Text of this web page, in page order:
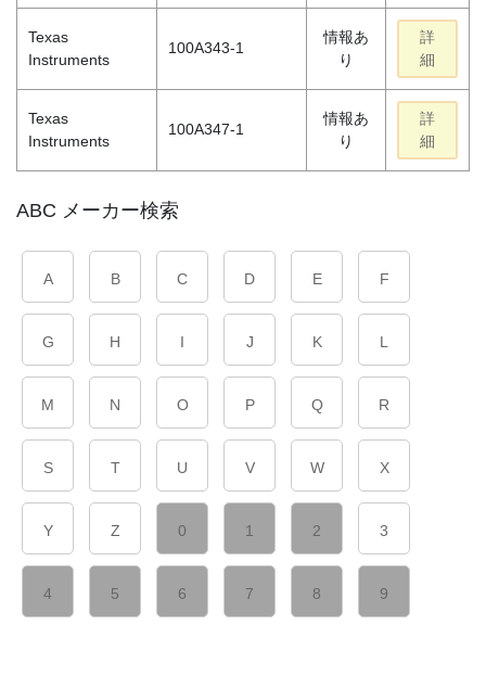
Texas
Instruments
100A343-1
情報あ
り
詳
細
Texas
Instruments
100A347-1
情報あ
り
詳
細
ABC メーカー検索
A B C D E F
G H I J K L
M N O P Q R
S T U V W X
Y Z 0 1 2 3
4 5 6 7 8 9